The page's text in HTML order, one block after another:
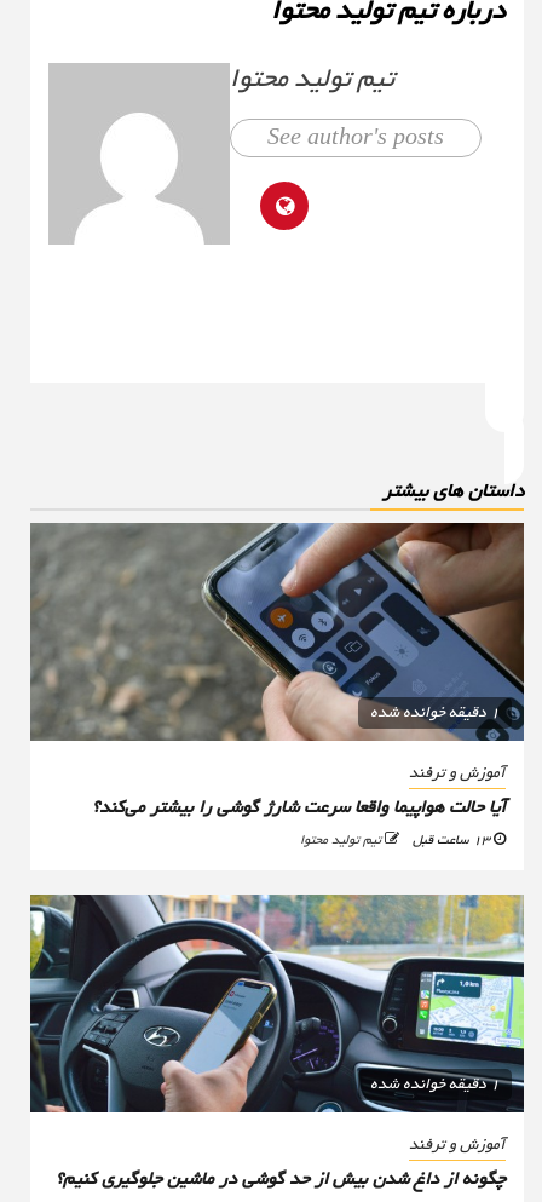
درباره تیم تولید محتوا
تیم تولید محتوا
See author's posts
های بیشتر
1 دقیقه خوانده شده
آموزش و ترفند
آیا حالت هواپیما واقعا سرعت شارژ گوشی را بیشتر می‌کند؟
تیم تولید محتوا
1 دقیقه خوانده شده
آموزش و ترفند
چگونه از داغ شدن بیش از حد گوشی در ماشین جلوگیری کنیم؟